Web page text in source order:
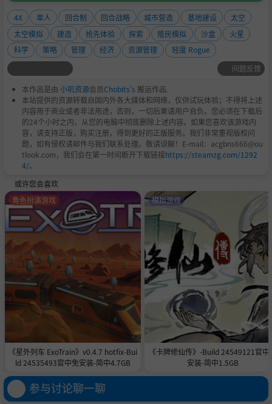
4X 单人 回合制 回合战略 城市营造 基地建设
太空
太空模拟
建造 抢先体验 探索 殖民模拟 沙盒
火星
科学
策略 管理 经济 资源管理
轻度 Rogue
问题反馈
本作品是由 小叽资源会员Chobits's 搬运作品.
本站提供的资源转载自国内外各大媒体和网络，仅供试玩体验；不得将上述
内容用于商业或者非法用途，否则，一切后果请用户自负。您必须在下载后
的24个小时之内，从您的电脑中彻底删除上述内容。如果您喜欢该游戏内
容，请支持正版，购买注册，得到更好的正版服务。我们非常重视版权问
题，如有侵权请邮件与我们联系处理。敬请谅解！E-mail：acgbns666@ou
tlook.com，我们会在第一时间断开下载链接https://steamzg.com/1292
4/。
或许您会喜欢
《星外列车 ExoTrain》v0.4.7 hotfix-Bui
ld 24535493官中免安装-简中4.7GB
角色扮演游戏
《卡牌修仙传》-Build 24549121官中
安装-简中1.5GB
模拟游戏
参与讨论聊一聊